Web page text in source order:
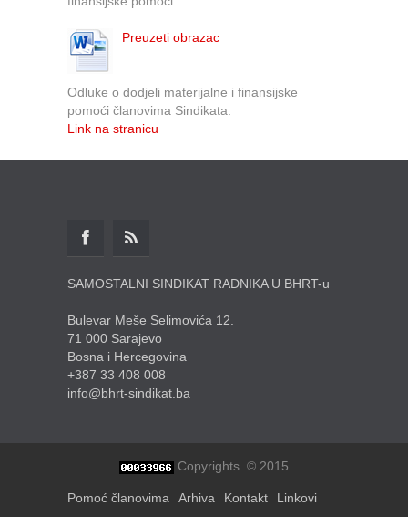
Preuzeti obrazac
Odluke o dodjeli materijalne i finansijske
pomoći članovima Sindikata.
Link na stranicu
SAMOSTALNI SINDIKAT RADNIKA U BHRT-u
Bulevar Meše Selimovića 12.
71 000 Sarajevo
Bosna i Hercegovina
+387 33 408 008
info@bhrt-sindikat.ba
Copyrights. © 2015
Pomoć članovima Arhiva Kontakt Linkovi